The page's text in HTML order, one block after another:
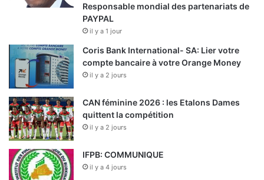
Responsable mondial des partenariats de
PAYPAL
il y a 1 jour
Coris Bank International- SA: Lier votre
compte bancaire à votre Orange Money
il y a 2 jours
CAN féminine 2026 : les Etalons Dames
quittent la compétition
il y a 2 jours
IFPB: COMMUNIQUE
il y a 4 jours